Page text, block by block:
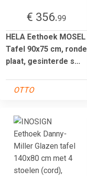
€ 356.99
HELA Eethoek MOSEL
Tafel 90x75 cm, ronde
plaat, gesinterde s...
OTTO